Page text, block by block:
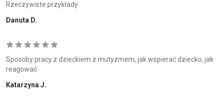
Rzeczywiste przykłady
Danuta D.
Sposoby pracy z dzieckiem z mutyzmem, jak wspierać dziecko, jak
reagować
Katarzyna J.